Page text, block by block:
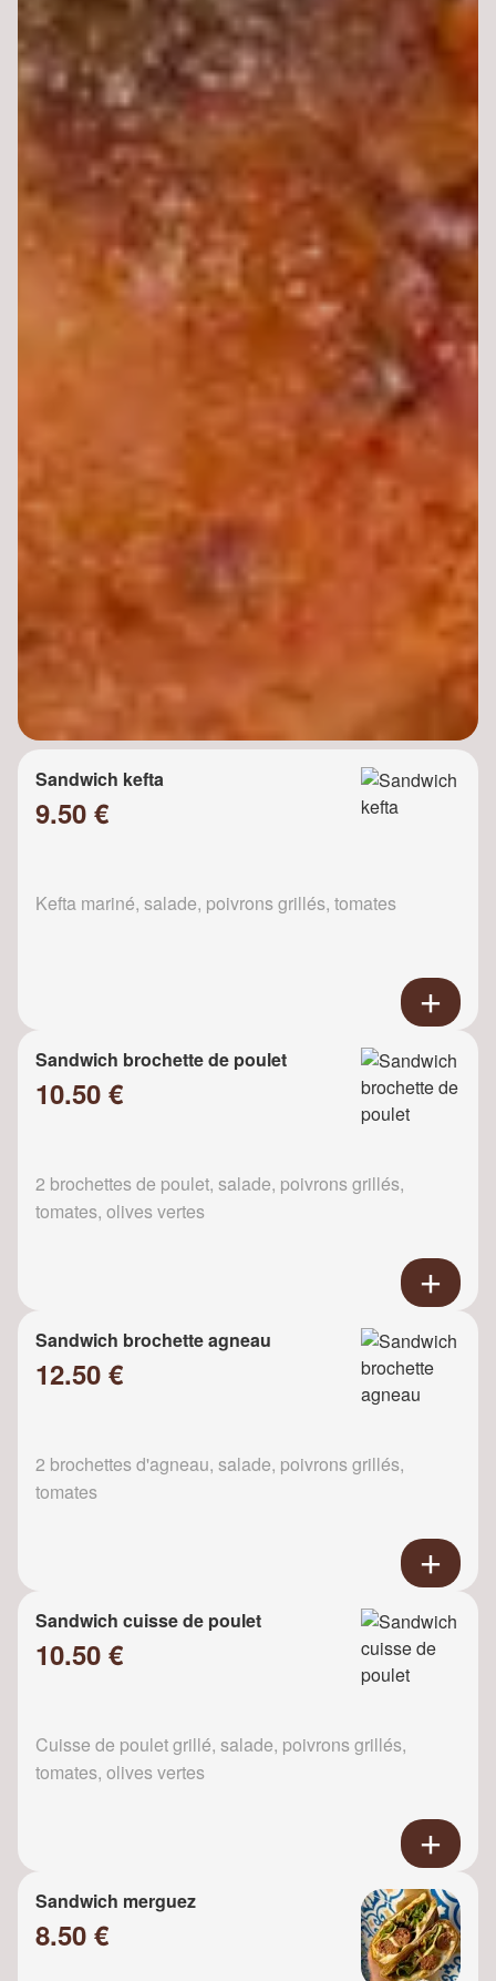
Sandwich kefta
9.50 €
Kefta mariné, salade, poivrons grillés, tomates
Sandwich brochette de poulet
10.50 €
2 brochettes de poulet, salade, poivrons grillés,
tomates, olives vertes
Sandwich brochette agneau
12.50 €
2 brochettes d'agneau, salade, poivrons grillés,
tomates
Sandwich cuisse de poulet
10.50 €
Cuisse de poulet grillé, salade, poivrons grillés,
tomates, olives vertes
Sandwich merguez
8.50 €